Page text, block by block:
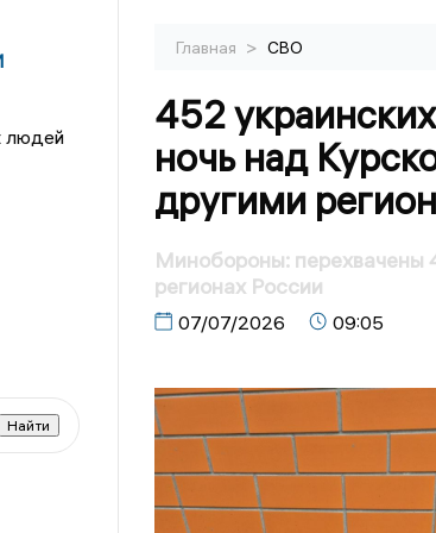
людей
Главная > СВО
452
ночь над
другими
Минобороны: перехвачены
регионах России
07/07/2026 09:05